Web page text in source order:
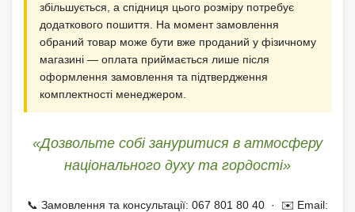
збільшується, а спідниця цього розміру потребує
додаткового пошиття. На момент замовлення
обраний товар може бути вже проданий у фізичному
магазині — оплата приймається лише після
оформлення замовлення та підтвердження
комплектності менеджером.
«Дозвольте собі зануритися в атмосферу
національного духу та гордості»
📞 Замовлення та консультації: 067 801 80 40 · ✉️ Email: